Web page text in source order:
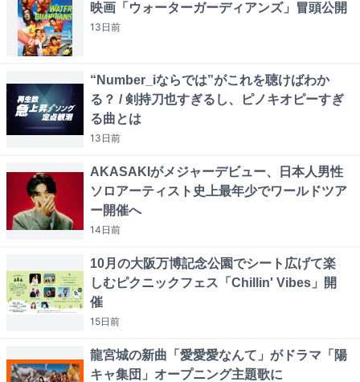
映画「ウォーターガーディアンズ」冒頭公開
13日前
“Number_iならでは”がこれを聴けばわか
る？ / 剣持刀也すぎるし、ピノキオピーすぎ
る曲とは
13日前
AKASAKIがメジャーデビュー、日本人男性
ソロアーティスト史上最年少でワールドツア
ー開催へ
14日前
10月の大阪万博記念公園でシート広げて楽
しむピクニックフェス「Chillin' Vibes」開
催
15日前
龍宮城の新曲「愛愛愛なんて」がドラマ「陽
キャ集団」オープニング主題歌に